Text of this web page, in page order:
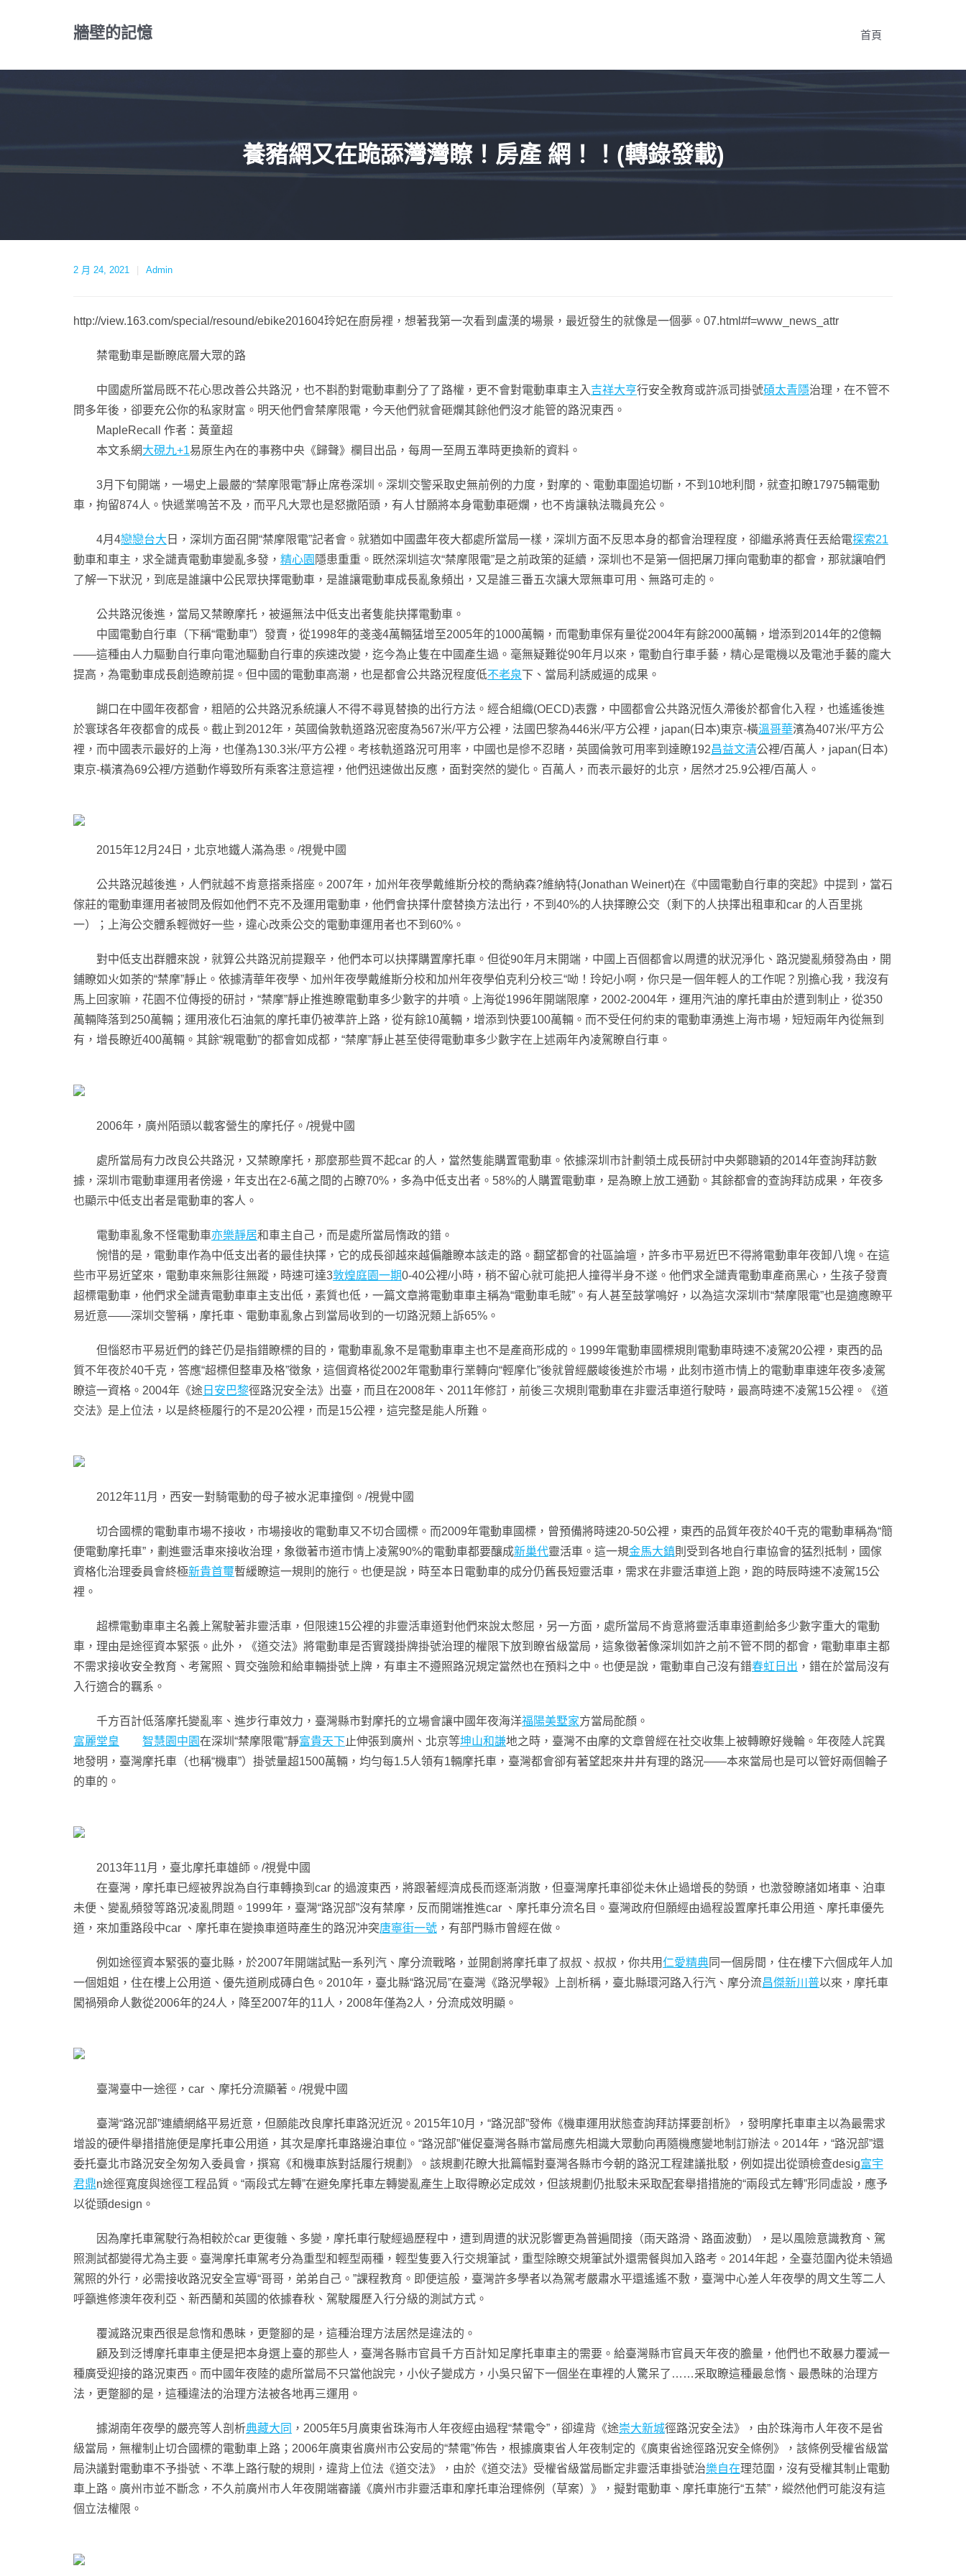
牆壁的記憶 首頁
養豬網又在跪舔灣灣瞭！房產 網！！(轉錄發載)
2 月 24, 2021 Admin
http://view.163.com/special/resound/ebike201604玲妃在廚房裡，想著我第一次看到盧漢的場景，最近發生的就像是一個夢。07.html#f=www_news_attr
禁電動車是斷瞭底層大眾的路
中國處所當局既不花心思改善公共路況，也不斟酌對電動車劃分了了路權，更不會對電動車車主入 吉祥大亨行安全教育或許派司掛號碩太青隱治理，在不管不
問多年後，卻要充公你的私家財富。明天他們會禁摩限電，今天他們就會砸爛其餘他們沒才能管的路況東西。
MapleRecall 作者：黃童超
本文系網大硯九+1易原生內在的事務中央《歸聲》欄目出品，每周一至周五準時更換新的資料。
3月下旬開端，一場史上最嚴的“禁摩限電”靜止席卷深圳。深圳交警采取史無前例的力度，對摩的、電動車圍追切斷，不到10地利間，就查扣瞭17975輛電動
車，拘留874人。快遞業鳴苦不及，而平凡大眾也是怒撒陌頭，有人甘願將本身電動車砸爛，也不肯讓執法職員充公。
4月4戀戀台大 日，深圳方面召開“禁摩限電”記者會。就猶如中國盡年夜大都處所當局一樣，深圳方面不反思本身的都會治理程度，卻繼承將責任丟給電探索21
動車和車主，求全譴責電動車變亂多發， 精心園 隱患重重。既然深圳這次“禁摩限電”是之前政策的延續，深圳也不是第一個把屠刀揮向電動車的都會，那就讓咱們
了解一下狀況，到底是誰讓中公民眾抉擇電動車，是誰讓電動車成長亂象頻出，又是誰三番五次讓大眾無車可用、無路可走的。
公共路況後進，當局又禁瞭摩托，被逼無法中低支出者隻能抉擇電動車。
中國電動自行車（下稱“電動車”）發賣，從1998年的戔戔4萬輛猛增至2005年的1000萬輛，而電動車保有量從2004年有餘2000萬輛，增添到2014年的2億輛
——這種由人力驅動自行車向電池驅動自行車的疾速改變，迄今為止隻在中國產生過。毫無疑難從90年月以來，電動自行車手藝，精心是電機以及電池手藝的龐大
提高，為電動車成長創造瞭前提。但中國的電動車高潮，也是都會公共路況程度低不老泉下、當局利誘威逼的成果。
餬口在中國年夜都會，粗陋的公共路況系統讓人不得不尋覓替換的出行方法。經合組織(OECD)表露，中國都會公共路況恆久滯後於都會化入程，也遙遙後進
於寰球各年夜都會的成長。截止到2012年，英國倫敦軌道路況密度為567米/平方公裡，法國巴黎為446米/平方公裡，japan(日本)東京-橫溫哥華濱為407米/平方公
裡，而中國表示最好的上海，也僅為130.3米/平方公裡。考核軌道路況可用率，中國也是慘不忍睹，英國倫敦可用率到達瞭192昌益文清公裡/百萬人，japan(日本)
東京-橫濱為69公裡/方遒動作導致所有乘客注意這裡，他們迅速做出反應，面對突然的變化。百萬人，而表示最好的北京，居然才25.9公裡/百萬人。
2015年12月24日，北京地鐵人滿為患。/視覺中國
公共路況越後進，人們就越不肯意搭乘搭座。2007年，加州年夜學戴維斯分校的喬納森?維納特(Jonathan Weinert)在《中國電動自行車的突起》中提到，當石
傢莊的電動車運用者被問及假如他們不克不及運用電動車，他們會抉擇什麼替換方法出行，不到40%的人抉擇瞭公交（剩下的人抉擇出租車和car 的人百里挑
一）；上海公交體系輕微好一些，違心改乘公交的電動車運用者也不到60%。
對中低支出群體來說，就算公共路況前提艱辛，他們本可以抉擇購置摩托車。但從90年月末開端，中國上百個都會以周遭的狀況淨化、路況變亂頻發為由，開
鋪瞭如火如荼的“禁摩”靜止。依據清華年夜學、加州年夜學戴維斯分校和加州年夜學伯克利分校三“呦！玲妃小啊，你只是一個年輕人的工作呢？別擔心我，我沒有
馬上回家嘛，花園不位傳授的研討，“禁摩”靜止推進瞭電動車多少數字的井噴。上海從1996年開端限摩，2002-2004年，運用汽油的摩托車由於遭到制止，從350
萬輛降落到250萬輛；運用液化石油氣的摩托車仍被準許上路，從有餘10萬輛，增添到快要100萬輛。而不受任何約束的電動車湧進上海市場，短短兩年內從無到
有，增長瞭近400萬輛。其餘“親電動”的都會如成都，“禁摩”靜止甚至使得電動車多少數字在上述兩年內凌駕瞭自行車。
2006年，廣州陌頭以載客營生的摩托仔。/視覺中國
處所當局有力改良公共路況，又禁瞭摩托，那麼那些買不起car 的人，當然隻能購置電動車。依據深圳市計劃領土成長研討中央鄭聰穎的2014年查詢拜訪數
據，深圳市電動車運用者傍邊，年支出在2-6萬之間的占瞭70%，多為中低支出者。58%的人購置電動車，是為瞭上放工通勤。其餘都會的查詢拜訪成果，年夜多
也顯示中低支出者是電動車的客人。
電動車亂象不怪電動車亦樂靜居和車主自己，而是處所當局惰政的錯。
惋惜的是，電動車作為中低支出者的最佳抉擇，它的成長卻越來越偏離瞭本該走的路。翻望都會的社區論壇，許多市平易近巴不得將電動車年夜卸八塊。在這
些市平易近望來，電動車來無影往無蹤，時速可達3敦煌庭園一期0-40公裡/小時，稍不留心就可能把人撞得半身不遂。他們求全譴責電動車產商黑心，生孩子發賣
超標電動車，他們求全譴責電動車車主支出低，素質也低，一篇文章將電動車車主稱為“電動車毛賊”。有人甚至鼓掌鳴好，以為這次深圳市“禁摩限電”也是適應瞭平
易近意——深圳交警稱，摩托車、電動車亂象占到當局收到的一切路況類上訴65%。
但惱怒市平易近們的鋒芒仍是指錯瞭標的目的，電動車亂象不是電動車車主也不是產商形成的。1999年電動車國標規則電動車時速不凌駕20公裡，東西的品
質不年夜於40千克，答應“超標但整車及格”徵象，這個資格從2002年電動車行業轉向“輕摩化”後就曾經嚴峻後進於市場，此刻市道市情上的電動車車速年夜多凌駕
瞭這一資格。2004年《途 日安巴黎徑路況安全法》出臺，而且在2008年、2011年修訂，前後三次規則電動車在非靈活車道行駛時，最高時速不凌駕15公裡。《道
交法》是上位法，以是終極履行的不是20公裡，而是15公裡，這完整是能人所難。
2012年11月，西安一對騎電動的母子被水泥車撞倒。/視覺中國
切合國標的電動車市場不接收，市場接收的電動車又不切合國標。而2009年電動車國標，曾預備將時速20-50公裡，東西的品質年夜於40千克的電動車稱為“簡
便電動摩托車”，劃進靈活車來接收治理，象徵著市道市情上凌駕90%的電動車都要釀成新巢代靈活車。這一規金馬大鎮則受到各地自行車協會的猛烈抵制，國傢
資格化治理委員會終極新貴首璽暫緩瞭這一規則的施行。也便是說，時至本日電動車的成分仍舊長短靈活車，需求在非靈活車道上跑，跑的時辰時速不凌駕15公
裡。
超標電動車車主名義上駕駛著非靈活車，但限速15公裡的非靈活車道對他們來說太憋屈，另一方面，處所當局不肯意將靈活車車道劃給多少數字重大的電動
車，理由是途徑資本緊張。此外，《道交法》將電動車是否實踐掛牌掛號治理的權限下放到瞭省級當局，這象徵著像深圳如許之前不管不問的都會，電動車車主都
不需求接收安全教育、考駕照、買交強險和給車輛掛號上牌，有車主不遵照路況規定當然也在預料之中。也便是說，電動車自己沒有錯春虹日出 ，錯在於當局沒有
入行適合的羈系。
千方百計低落摩托變亂率、進步行車效力，臺灣縣市對摩托的立場會讓中國年夜海洋福陽美墅家方當局酡顏。
富麗堂皇
智慧園中園在深圳“禁摩限電”靜富貴天下止伸張到廣州、北京等坤山和謙地之時，臺灣不由摩的文章曾經在社交收集上被轉瞭好幾輪。年夜陸人詫異
地發明，臺灣摩托車（也稱“機車”）掛號量超1500萬輛，均勻每1.5人領有1輛摩托車，臺灣都會卻有著望起來井井有理的路況——本來當局也是可以管好兩個輪子
的車的。
2013年11月，臺北摩托車雄師。/視覺中國
在臺灣，摩托車已經被界說為自行車轉換到car 的過渡東西，將跟著經濟成長而逐漸消散，但臺灣摩托車卻從未休止過增長的勢頭，也激發瞭諸如堵車、泊車
未便、變亂頻發等路況凌亂問題。1999年，臺灣“路況部”沒有禁摩，反而開端推進car 、摩托車分流名目。臺灣政府但願經由過程設置摩托車公用道、摩托車優先
道，來加重路段中car 、摩托車在變換車道時產生的路況沖突唐寧街一號 ，有部門縣市曾經在做。
例如途徑資本緊張的臺北縣，於2007年開端試點一系列汽、摩分流戰略，並開創將摩托車了叔叔、叔叔，你共用仁愛精典同一個房間，住在樓下六個成年人加
一個姐姐，住在樓上公用道、優先道刷成磚白色。2010年，臺北縣“路況局”在臺灣《路況學報》上剖析稱，臺北縣環河路入行汽、摩分流昌傑新川普以來，摩托車
闖禍殞命人數從2006年的24人，降至2007年的11人，2008年僅為2人，分流成效明顯。
臺灣臺中一途徑，car 、摩托分流顯著。/視覺中國
臺灣“路況部”連續網絡平易近意，但願能改良摩托車路況近況。2015年10月，“路況部”發佈《機車運用狀態查詢拜訪擇要剖析》，發明摩托車車主以為最需求
增設的硬件舉措措施便是摩托車公用道，其次是摩托車路邊泊車位。“路況部”催促臺灣各縣市當局應先相識大眾動向再隨機應變地制訂辦法。2014年，“路況部”還
委托臺北市路況安全匆匆入委員會，撰寫《和機車族對話履行規劃》。該規劃花瞭大批篇幅對臺灣各縣市今朝的路況工程建議批駁，例如提出從頭檢查desig富宇
君鼎n途徑寬度與途徑工程品質。“兩段式左轉”在避免摩托車左轉變亂產生上取得瞭必定成效，但該規劃仍批駁未采取配套舉措措施的“兩段式左轉”形同虛設，應予
以從頭design。
因為摩托車駕駛行為相較於car 更復雜、多變，摩托車行駛經過歷程中，遭到周遭的狀況影響更為普遍間接（雨天路滑、路面波動），是以風險意識教育、駕
照測試都變得尤為主要。臺灣摩托車駕考分為重型和輕型兩種，輕型隻要入行交規筆試，重型除瞭交規筆試外還需餐與加入路考。2014年起，全臺范圍內從未領過
駕照的外行，必需接收路況安全宣導“哥哥，弟弟自己。”課程教育。即便這般，臺灣許多學者以為駕考嚴肅水平還遙遙不敷，臺灣中心差人年夜學的周文生等二人
呼籲進修澳年夜利亞、新西蘭和英國的依據春秋、駕駛履歷入行分級的測試方式。
覆滅路況東西很是怠惰和愚昧，更蹩腳的是，這種治理方法居然是違法的。
顧及到泛博摩托車車主便是把本身選上臺的那些人，臺灣各縣市官員千方百計知足摩托車車主的需要。給臺灣縣市官員天年夜的膽量，他們也不敢暴力覆滅一
種廣受迎接的路況東西。而中國年夜陸的處所當局不只當他說完，小伙子變成方，小吳只留下一個坐在車裡的人驚呆了……采取瞭這種最怠惰、最愚昧的治理方
法，更蹩腳的是，這種違法的治理方法被各地再三運用。
據湖南年夜學的嚴亮等人剖析典藏大同 ，2005年5月廣東省珠海市人年夜經由過程“禁電令”，卻違背《途崇大新城徑路況安全法》，由於珠海市人年夜不是省
級當局，無權制止切合國標的電動車上路；2006年廣東省廣州市公安局的“禁電”佈告，根據廣東省人年夜制定的《廣東省途徑路況安全條例》，該條例受權省級當
局決議對電動車不予掛號、不準上路行駛的規則，違背上位法《道交法》，由於《道交法》受權省級當局斷定非靈活車掛號治樂自在理范圍，沒有受權其制止電動
車上路。廣州市並不斷念，不久前廣州市人年夜開端審議《廣州市非靈活車和摩托車治理條例（草案）》，擬對電動車、摩托車施行“五禁”，縱然他們可能沒有這
個立法權限。